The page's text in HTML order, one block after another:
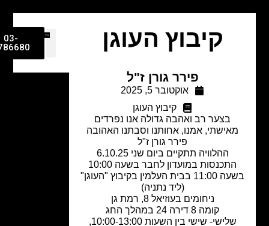
קיבוץ העוגן
פירר גורן ז"ל
אוקטובר 5, 2025
קיבוץ העוגן
בצער רב ואהבה גדולה אנו נפרדים
אמנו, אחותנו וסבתנו האהובה
פירר גורן ז"ל
ההלוויה תתקיים ביום שני 6.10.25
התכנסות במועדון לחבר בשעה 10:00
בשעה 11:00 בבית העלמין בקיבוץ "העוגן"
(ליד נתניה)
ניחומים בעוזיאל 8, רמת גן
שלישי- שישי בין השעות 10:00-13:00,
03-
9786680